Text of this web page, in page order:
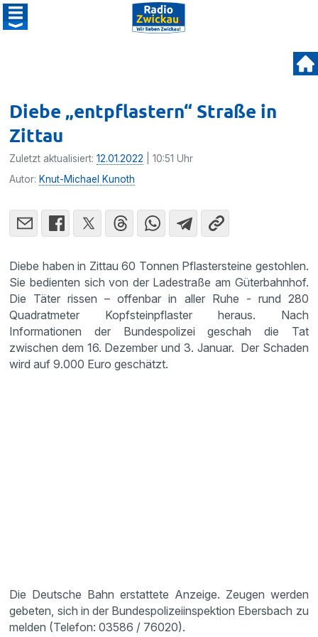
Diebe „entpflastern“ Straße in
Zittau
Zuletzt aktualisiert:12.01.2022 | 10:51 Uhr
Autor: Knut-Michael Kunoth
Diebe haben in Zittau 60 Tonnen Pflastersteine gestohlen.
Sie bedienten sich von der Ladestraße am Güterbahnhof.
Die Täter rissen – offenbar in aller Ruhe - rund 280
Quadratmeter Kopfsteinpflaster heraus. Nach
Informationen der Bundespolizei geschah die Tat
zwischen dem 16. Dezember und 3. Januar. Der Schaden
wird auf 9.000 Euro geschätzt.
Die Deutsche Bahn erstattete Anzeige. Zeugen werden
gebeten, sich in der Bundespolizeiinspektion Ebersbach zu
melden (Telefon: 03586 / 76020).